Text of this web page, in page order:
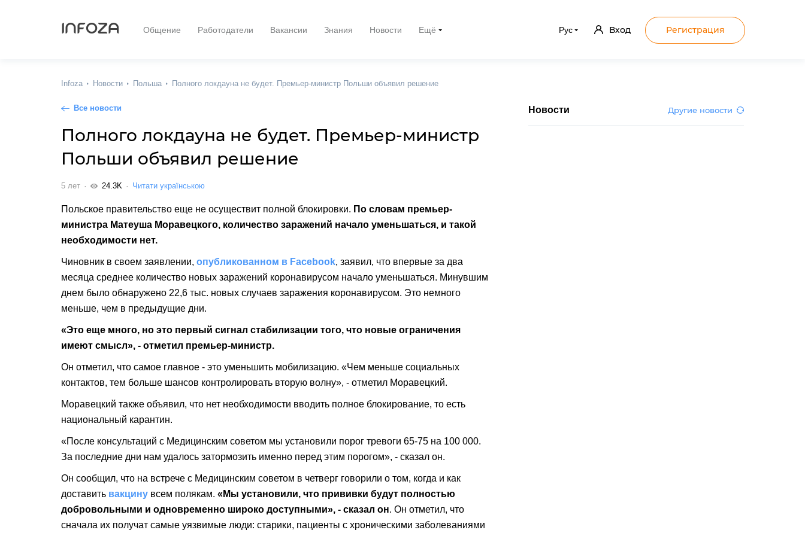
INFOZA Общение Работодатели Вакансии Знания Новости Ещё Рус Вход Регистрация
Infoza Новости Польша Полного локдауна не будет. Премьер-министр Польши объявил решение
Все новости
Полного локдауна не будет. Премьер-министр
Польши объявил решение
5 лет 24.3K Читати українською
Польское правительство еще не осуществит полной блокировки. По словам премьер-
министра Матеуша Моравецкого, количество заражений начало уменьшаться, и такой
необходимости нет.
Чиновник в своем заявлении, опубликованном в Facebook, заявил, что впервые за два
месяца среднее количество новых заражений коронавирусом начало уменьшаться. Минувшим
днем ​​было обнаружено 22,6 тыс. новых случаев заражения коронавирусом. Это немного
меньше, чем в предыдущие дни.
«Это еще много, но это первый сигнал стабилизации того, что новые ограничения
имеют смысл», - отметил премьер-министр.
Он отметил, что самое главное - это уменьшить мобилизацию. «Чем меньше социальных
контактов, тем больше шансов контролировать вторую волну», - отметил Моравецкий.
Моравецкий также объявил, что нет необходимости вводить полное блокирование, то есть
национальный карантин.
«После консультаций с Медицинским советом мы установили порог тревоги 65-75 на 100 000.
За последние дни нам удалось затормозить именно перед этим порогом», - сказал он.
Он сообщил, что на встрече с Медицинским советом в четверг говорили о том, когда и как
доставить вакцину всем полякам. «Мы установили, что прививки будут полностью
добровольными и одновременно широко доступными», - сказал он. Он отметил, что
сначала их получат самые уязвимые люди: старики, пациенты с хроническими заболеваниями
Новости Другие новости